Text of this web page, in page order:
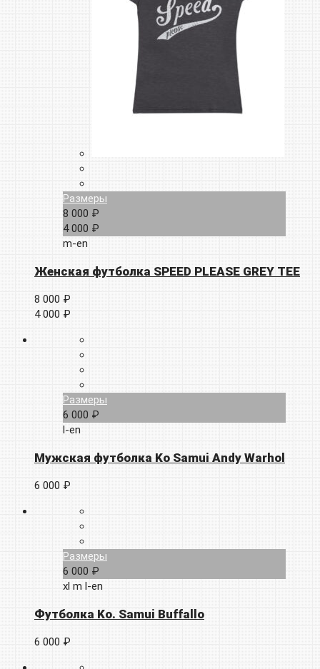
Размеры
8 000 ₽
4 000 ₽
m-en
Женская футболка SPEED PLEASE GREY TEE
8 000 ₽
4 000 ₽
Размеры
6 000 ₽
l-en
Мужская футболка Ko Samui Andy Warhol
6 000 ₽
Размеры
6 000 ₽
xl m l-en
Футболка Ko. Samui Buffallo
6 000 ₽